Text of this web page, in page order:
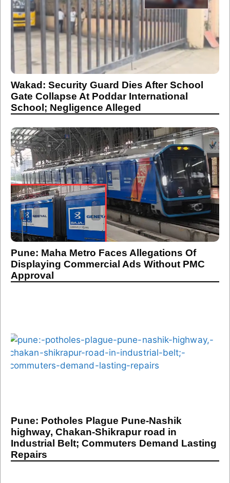
Wakad: Security Guard Dies After School
Gate Collapse At Poddar International
School; Negligence Alleged
Pune: Maha Metro Faces Allegations Of
Displaying Commercial Ads Without PMC
Approval
Pune: Potholes Plague Pune-Nashik
highway, Chakan-Shikrapur road in
Industrial Belt; Commuters Demand Lasting
Repairs